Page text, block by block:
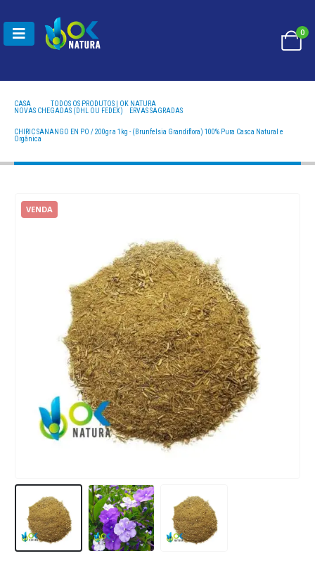
0
CASA
TODOS OS PRODUTOS | OK NATURA
NOVAS CHEGADAS (DHL OU FEDEX)
ERVAS SAGRADAS
CHIRIC SANANGO EN PO / 200GR A 1KG - (BRUNFELSIA GRANDIFLORA) 100% PURA CASCA
CHIRIC SANANGO EN PO / 200gr a 1kg - (Brunfelsia Grandiflora) 100% Pura Casca Natural e
Orgânica
VENDA